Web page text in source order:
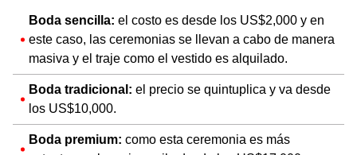
Boda sencilla: el costo es desde los US$2,000 y en
este caso, las ceremonias se llevan a cabo de manera
masiva y el traje como el vestido es alquilado.
Boda tradicional: el precio se quintuplica y va desde
los US$10,000.
Boda premium: como esta ceremonia es más